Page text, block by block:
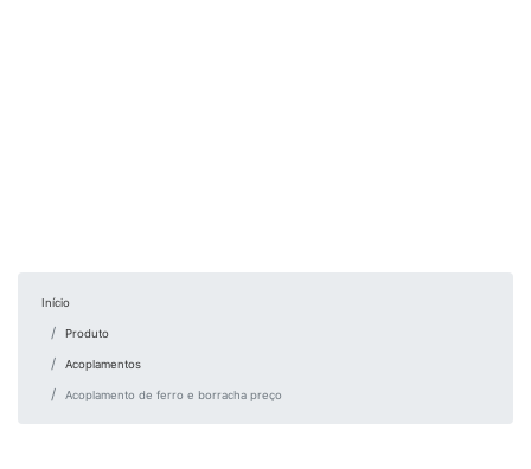
Início
Produto
Acoplamentos
Acoplamento de ferro e borracha preço